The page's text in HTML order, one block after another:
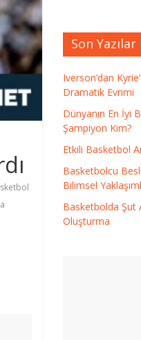
Son Yazılar
Iverson’dan
Dramatik Evrimi
Dünyanın En İyi
Şampiyon Kim?
Etkili Basketbol
Basketbolcu
Bilimsel
Basketbolda Şut
Oluşturma